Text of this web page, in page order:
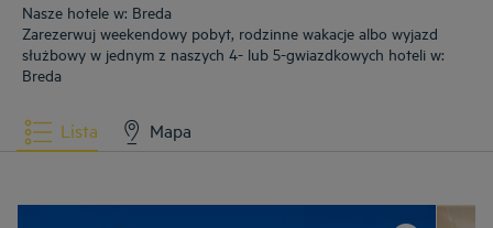
Nasze hotele w: Breda
Zarezerwuj weekendowy pobyt, rodzinne wakacje albo wyjazd
służbowy w jednym z naszych 4- lub 5-gwiazdkowych hoteli w:
Breda
Lista Mapa